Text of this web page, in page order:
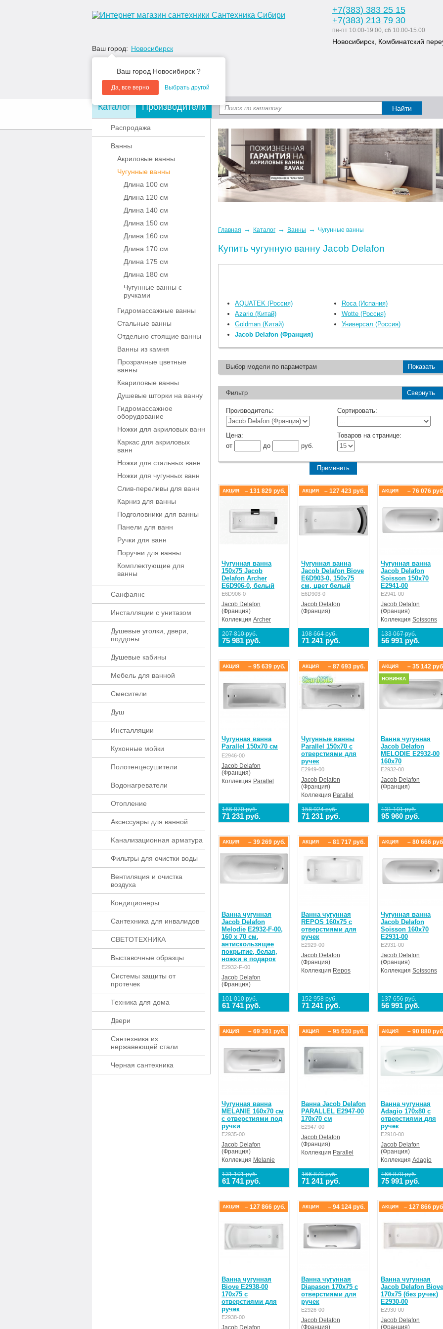
Ваш город: Новосибирск
Ваш город Новосибирск ?
Да, все верно Выбрать другой
+7(383) 383 25 15
+7(383) 213 79 30
пн-пт 10.00-19.00, сб 10.00-15.00
Новосибирск, Комбинатский
О компании Акции Доставка и оплата Статьи Дизайн
Каталог Производители
Распродажа
Ванны
Акриловые ванны
Чугунные ванны
Длина 100 см
Длина 120 см
Длина 140 см
Длина 150 см
Длина 160 см
Длина 170 см
Длина 175 см
Длина 180 см
Чугунные ванны с
ручками
Гидромассажные ванны
Стальные ванны
Отдельно стоящие ванны
Ванны из камня
Прозрачные цветные
ванны
Квариловые ванны
Душевые шторки на ванну
Гидромассажное
оборудование
Ножки для акриловых ванн
Каркас для акриловых
ванн
Ножки для стальных ванн
Ножки для чугунных ванн
Слив-переливы для ванн
Карниз для ванны
Подголовники для ванны
Панели для ванн
Ручки для ванн
Поручни для ванны
Комплектующие для
ванны
Санфаянс
Инсталляции с унитазом
Душевые уголки, двери,
поддоны
Душевые кабины
Мебель для ванной
Смесители
Душ
Инсталляции
Кухонные мойки
Полотенцесушители
Водонагреватели
Отопление
Аксессуары для ванной
Kaнaлизaционнaя apматypa
Фильтры для очистки воды
Вентиляция и очистка
воздуха
Кондиционеры
Сантехника для инвалидов
СВЕТОТЕХНИКА
Выставочные образцы
Системы защиты от
протечек
Техника для дома
Двери
Сантехника из
нержавеющей стали
Черная сантехника
Главная → Каталог → Ванны → Чугунные ванны
Купить чугунную ванну Jacob Delafon
AQUATEK (Россия)
Azario (Китай)
Goldman (Китай)
Jacob Delafon (Франция)
Roca (Испания)
Wotte (Россия)
Универсал (Россия)
Выбор модели по параметрам Показать
Фильтр Свернуть
Производитель: Сортировать:
Цена:
от
до руб.
Товаров на странице:
Чугунная ванна
150х75 Jacob
Delafon Archer
E6D906-0, белый
E6D906-0
Jacob Delafon
(Франция)
Коллекция Archer
207 810 руб.
75 981 руб.
– 131 829 руб.
АКЦИЯ
Чугунная ванна
Jacob Delafon Biove
E6D903-0, 150x75
см, цвет белый
E6D903-0
Jacob Delafon
(Франция)
198 664 руб.
71 241 руб.
– 127 423 руб.
АКЦИЯ
Чугунная ванна
Jacob Delafon
Soisson 150x70
E2941-00
E2941-00
Jacob Delafon
(Франция)
Коллекция Soissons
133 067 руб.
56 991 руб.
– 76 076
АКЦИЯ
Чугунная ванна
Parallel 150x70 см
E2946-00
Jacob Delafon
(Франция)
Коллекция Parallel
166 870 руб.
71 231 руб.
– 95 639 руб.
АКЦИЯ
Чугунные ванны
Parallel 150x70 с
отверстиями для
ручек
E2949-00
Jacob Delafon
(Франция)
Коллекция Parallel
158 924 руб.
71 231 руб.
– 87 693 руб.
АКЦИЯ
Ванна чугунная
Jacob Delafon
MELODIE E2932-00
160x70
E2932-00
Jacob Delafon
(Франция)
131 101 руб.
95 960 руб.
– 35 142
АКЦИЯ
НОВИНКА
Ванна чугунная
Jacob Delafon
Melodie E2932-F-00,
160 x 70 см,
антискользящее
покрытие, белая,
ножки в подарок
E2932-F-00
Jacob Delafon
(Франция)
101 010 руб.
61 741 руб.
– 39 269 руб.
АКЦИЯ
Ванна чугунная
REPOS 160x75 с
отверстиями для
ручек
E2929-00
Jacob Delafon
(Франция)
Коллекция Repos
152 958 руб.
71 241 руб.
– 81 717 руб.
АКЦИЯ
Чугунная ванна
Jacob Delafon
Soisson 160x70
E2931-00
E2931-00
Jacob Delafon
(Франция)
Коллекция Soissons
137 656 руб.
56 991 руб.
– 80 666
АКЦИЯ
Чугунная ванна
MELANIE 160x70 см
с отверстиями под
ручки
E2935-00
Jacob Delafon
(Франция)
Коллекция Melanie
131 101 руб.
61 741 руб.
– 69 361 руб.
АКЦИЯ
Ванна Jacob Delafon
PARALLEL E2947-00
170x70 см
E2947-00
Jacob Delafon
(Франция)
Коллекция Parallel
166 870 руб.
71 241 руб.
– 95 630 руб.
АКЦИЯ
Ванна чугунная
Adagio 170x80 с
отверстиями для
ручек
E2910-00
Jacob Delafon
(Франция)
Коллекция Adagio
166 870 руб.
75 991 руб.
– 90 880
АКЦИЯ
Ванна чугунная
Biove E2938-00
170x75 с
отверстиями для
ручек
E2938-00
Jacob Delafon
– 127 866 руб.
АКЦИЯ
Ванна чугунная
Diapason 170x75 с
отверстиями для
ручек
E2926-00
Jacob Delafon
(Франция)
– 94 124 руб.
АКЦИЯ
Ванна чугунная
Jacob Delafon Biove
170x75 (без ручек)
E2930-00
E2930-00
Jacob Delafon
(Франция)
– 127 866
АКЦИЯ